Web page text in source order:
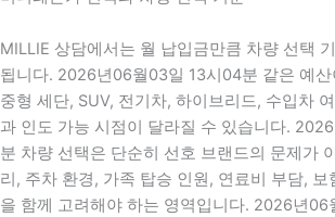
MILLIE 상담에서는 월 납입금만큼 차량 선택
됩니다. 2026년06월03일 13시04분 같은 예
중형 세단, SUV, 전기차, 하이브리드, 수입차
과 인도 가능 시점이 달라질 수 있습니다.
분 차량 선택은 단순히 선호 브랜드의 문제가
리, 주차 환경, 가족 탑승 인원, 연료비 부담, 보
을 함께 고려해야 하는 영역입니다. 2026년06